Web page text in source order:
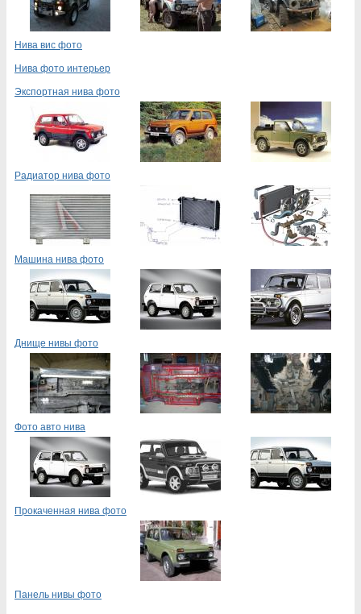
Нива вис фото
Нива фото интерьер
Экспортная нива фото
Радиатор нива фото
Машина нива фото
Днище нивы фото
Фото авто нива
Прокаченная нива фото
Панель нивы фото